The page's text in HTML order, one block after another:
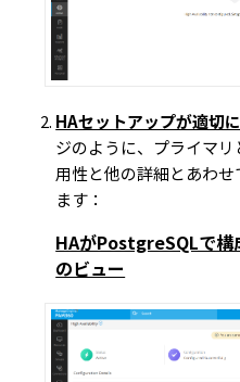
HAセットアップが適切
ジのように、プライマ
用性と他の詳細とあわ
ます：
HAがPostgreSQLで構
のビュー